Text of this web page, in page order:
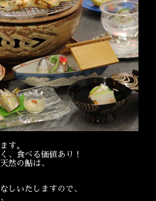
す。
、食べる価値あり！
然の鮎は、
しいたしますので、
法要
お顔合わせ
ウェディング